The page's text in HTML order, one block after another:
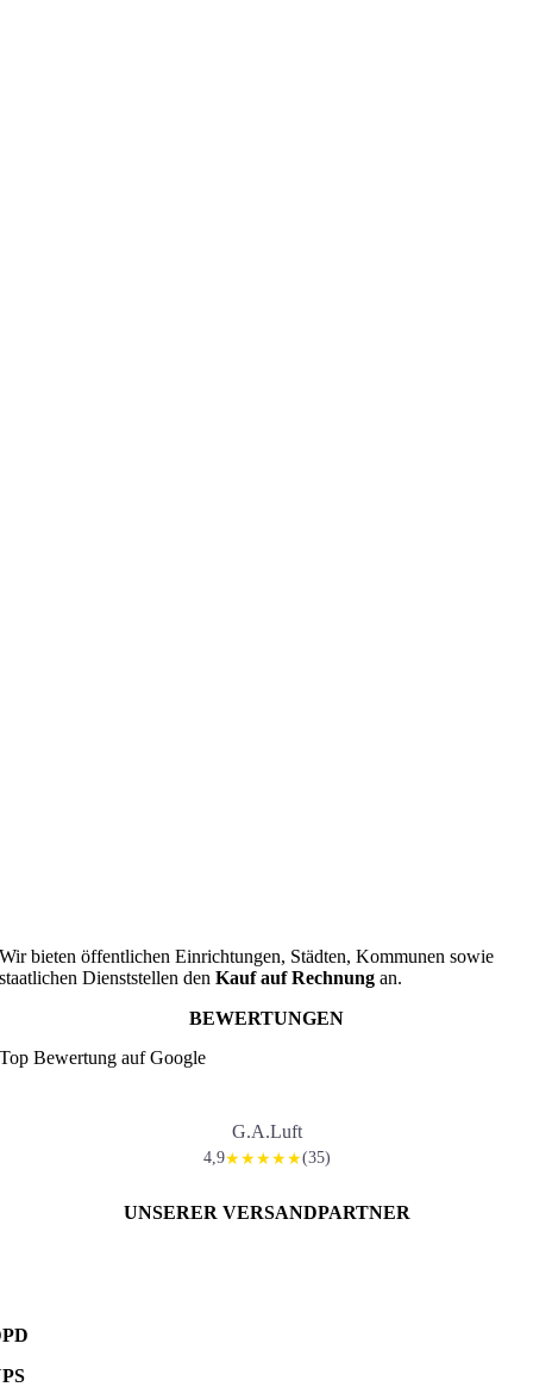
Wir bieten öffentlichen Einrichtungen, Städten, Kommunen sowie
staatlichen Dienststellen denKauf auf Rechnung an.
BEWERTUNGEN
Top Bewertung auf Google
G.A.Luft
4,9★★★★★(35)
UNSERER VERSANDPARTNER